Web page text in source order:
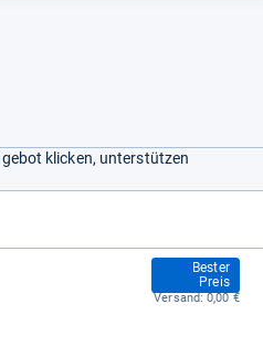
klicken, unterstützen
Bester
Preis
949,00 €
Versand:0,00 €